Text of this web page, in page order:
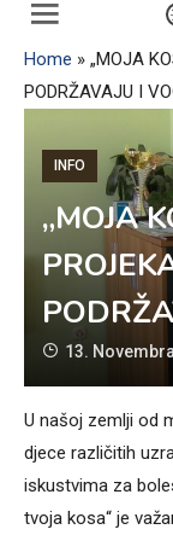
Home » „MOJA
PODRŽAVAJU I
INFO
„MOJA
13.
U našoj zemlji od
djece različitih
iskustvima za
tvoja kosa“ je